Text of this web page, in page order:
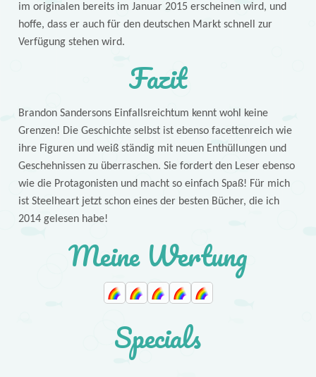
im originalen bereits im Januar 2015 erscheinen wird, und
hoffe, dass er auch für den deutschen Markt schnell zur
Verfügung stehen wird.
Fazit
Brandon Sandersons Einfallsreichtum kennt wohl keine
Grenzen! Die Geschichte selbst ist ebenso facettenreich wie
ihre Figuren und weiß ständig mit neuen Enthüllungen und
Geschehnissen zu überraschen. Sie fordert den Leser ebenso
wie die Protagonisten und macht so einfach Spaß! Für mich
ist Steelheart jetzt schon eines der besten Bücher, die ich
2014 gelesen habe!
Meine Wertung
Specials